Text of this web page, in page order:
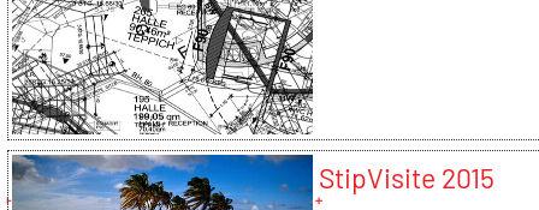
StipVisite 2015